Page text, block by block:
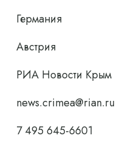
Германия
Австрия
РИА Новости Крым
news.crimea@rian.ru
7 495 645-6601